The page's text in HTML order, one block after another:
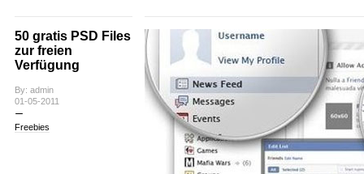
50 gratis PSD Files
zur freien
Verfügung
By: admin
01-05-2011
Freebies